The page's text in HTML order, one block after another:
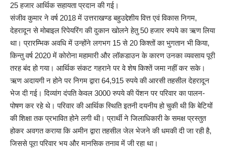
25 हजार आर्थिक सहायता प्रदान की गई।
संजीव कुमार ने वर्ष 2018 में उत्तराखण्ड बहुउद्देशीय वित्त एवं विकास निगम,
देहरादून से मोबाइल रिपेयरिंग की दुकान खोलने हेतु 50 हजार रुपये का ऋण लिया
था। प्रारम्भिक अवधि में उन्होंने लगभग 15 से 20 किश्तों का भुगतान भी किया,
किन्तु वर्ष 2020 में कोरोना महामारी और लॉकडाउन के कारण उनका व्यवसाय पूरी
तरह बंद हो गया। आर्थिक संकट गहराने पर वे शेष किश्तें जमा नहीं कर सके।
ऋण अदायगी न होने पर निगम द्वारा 64,915 रुपये की आरसी तहसील देहरादून
भेज दी गई। दिव्यांग दंपति केवल 3000 रुपये की पेंशन पर परिवार का पालन-
पोषण कर रहे थे। परिवार की आर्थिक स्थिति इतनी दयनीय हो चुकी थी कि बेटियों
की शिक्षा तक प्रभावित होने लगी थी। प्रार्थी ने जिलाधिकारी के समक्ष प्रस्तुत
होकर अवगत कराया कि अमीन द्वारा तहसील जेल भेजने की धमकी दी जा रही है,
जिससे पूरा परिवार भय और मानसिक तनाव में जी रहा था।